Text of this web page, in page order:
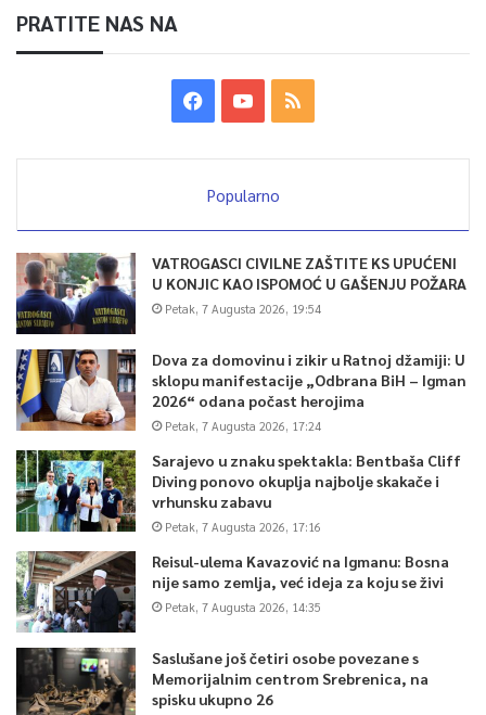
PRATITE NAS NA
Popularno
VATROGASCI CIVILNE ZAŠTITE KS UPUĆENI
U KONJIC KAO ISPOMOĆ U GAŠENJU POŽARA
Petak, 7 Augusta 2026, 19:54
Dova za domovinu i zikir u Ratnoj džamiji: U
sklopu manifestacije „Odbrana BiH – Igman
2026“ odana počast herojima
Petak, 7 Augusta 2026, 17:24
Sarajevo u znaku spektakla: Bentbaša Cliff
Diving ponovo okuplja najbolje skakače i
vrhunsku zabavu
Petak, 7 Augusta 2026, 17:16
Reisul-ulema Kavazović na Igmanu: Bosna
nije samo zemlja, već ideja za koju se živi
Petak, 7 Augusta 2026, 14:35
Saslušane još četiri osobe povezane s
Memorijalnim centrom Srebrenica, na
spisku ukupno 26